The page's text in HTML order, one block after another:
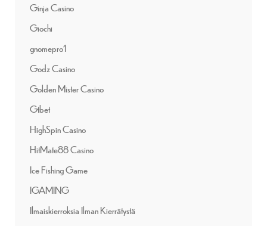
Ginja Casino
Giochi
gnomepro1
Godz Casino
Golden Mister Casino
Gtbet
HighSpin Casino
HitMate88 Casino
Ice Fishing Game
IGAMING
Ilmaiskierroksia Ilman Kierrätystä